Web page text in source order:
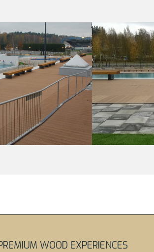
WOOD EXPERIENCES